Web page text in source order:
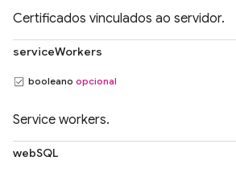
Certificados vinculados ao servidor.
serviceWorkers
booleano opcional
Service workers.
webSQL